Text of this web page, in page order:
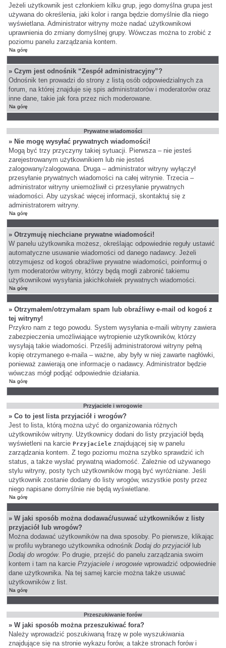
Jeżeli użytkownik jest członkiem kilku grup, jego domyślna grupa jest
używana do określenia, jaki kolor i ranga będzie domyślnie dla niego
wyświetlana. Administrator witryny może nadać użytkownikowi
uprawnienia do zmiany domyślnej grupy. Wówczas można to zrobić z
poziomu panelu zarządzania kontem.
Na górę
» Czym jest odnośnik “Zespół administracyjny”?
Odnośnik ten prowadzi do strony z listą osób odpowiedzialnych za
forum, na której znajduje się spis administratorów i moderatorów oraz
inne dane, takie jak fora przez nich moderowane.
Na górę
Prywatne wiadomości
» Nie mogę wysyłać prywatnych wiadomości!
Mogą być trzy przyczyny takiej sytuacji. Pierwsza – nie jesteś
zarejestrowanym użytkownikiem lub nie jesteś
zalogowany/zalogowana. Druga – administrator witryny wyłączył
przesyłanie prywatnych wiadomości na całej witrynie. Trzecia –
administrator witryny uniemożliwił ci przesyłanie prywatnych
wiadomości. Aby uzyskać więcej informacji, skontaktuj się z
administratorem witryny.
Na górę
» Otrzymuję niechciane prywatne wiadomości!
W panelu użytkownika możesz, określając odpowiednie reguły ustawić
automatyczne usuwanie wiadomości od danego nadawcy. Jeżeli
otrzymujesz od kogoś obraźliwe prywatne wiadomości, poinformuj o
tym moderatorów witryny, którzy będą mogli zabronić takiemu
użytkownikowi wysyłania jakichkolwiek prywatnych wiadomości.
Na górę
» Otrzymałem/otrzymałam spam lub obraźliwy e-mail od kogoś z
tej witryny!
Przykro nam z tego powodu. System wysyłania e-maili witryny zawiera
zabezpieczenia umożliwiające wytropienie użytkowników, którzy
wysyłają takie wiadomości. Prześlij administratorowi witryny pełną
kopię otrzymanego e-maila – ważne, aby były w niej zawarte nagłówki,
ponieważ zawierają one informacje o nadawcy. Administrator będzie
wówczas mógł podjąć odpowiednie działania.
Na górę
Przyjaciele i wrogowie
» Co to jest lista przyjaciół i wrogów?
Jest to lista, którą można użyć do organizowania różnych
użytkowników witryny. Użytkownicy dodani do listy przyjaciół będą
wyświetleni na karciePrzyjaciele znajdującej się w panelu
zarządzania kontem. Z tego poziomu można szybko sprawdzić ich
status, a także wysłać prywatną wiadomość. Zależnie od używanego
stylu witryny, posty tych użytkowników mogą być wyróżniane. Jeśli
użytkownik zostanie dodany do listy wrogów, wszystkie posty przez
niego napisane domyślnie nie będą wyświetlane.
Na górę
» W jaki sposób można dodawać/usuwać użytkowników z listy
przyjaciół lub wrogów?
Można dodawać użytkowników na dwa sposoby. Po pierwsze, klikając
w profilu wybranego użytkownika odnośnikDodaj do przyjaciół lub
Dodaj do wrogów. Po drugie, przejść do panelu zarządzania swoim
kontem i tam na karciePrzyjaciele i wrogowie wprowadzić odpowiednie
dane użytkownika. Na tej samej karcie można także usuwać
użytkowników z list.
Na górę
Przeszukiwanie forów
» W jaki sposób można przeszukiwać fora?
Należy wprowadzić poszukiwaną frazę w pole wyszukiwania
znajdujące się na stronie wykazu forów, a także stronach forów i